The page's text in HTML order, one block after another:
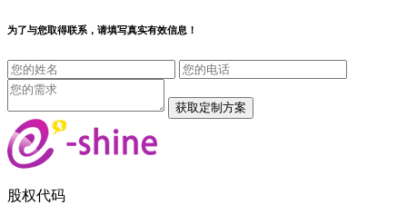
为了与您取得联系，请填写真实有效信息！
股权代码